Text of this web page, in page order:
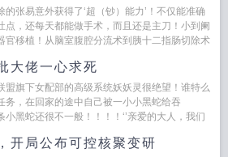
的张易意外获得了‘超（钞）能力’！不仅能准确
点，还每天都能做手术，而且还是主刀！小到阑
官移植！从脑室腹腔分流术到胰十二指肠切除术
大佬一心求死
盟旗下女配部的高级系统妖妖灵很绝望！谁特么
务，在回家的途中自己被一小小黑蛇给吞
小黑蛇还很不一般！！！！‘’亲爱的大人，我们
开局公布可控核聚变研